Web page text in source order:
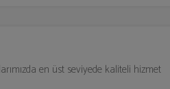
en üst seviyede kaliteli hizmet